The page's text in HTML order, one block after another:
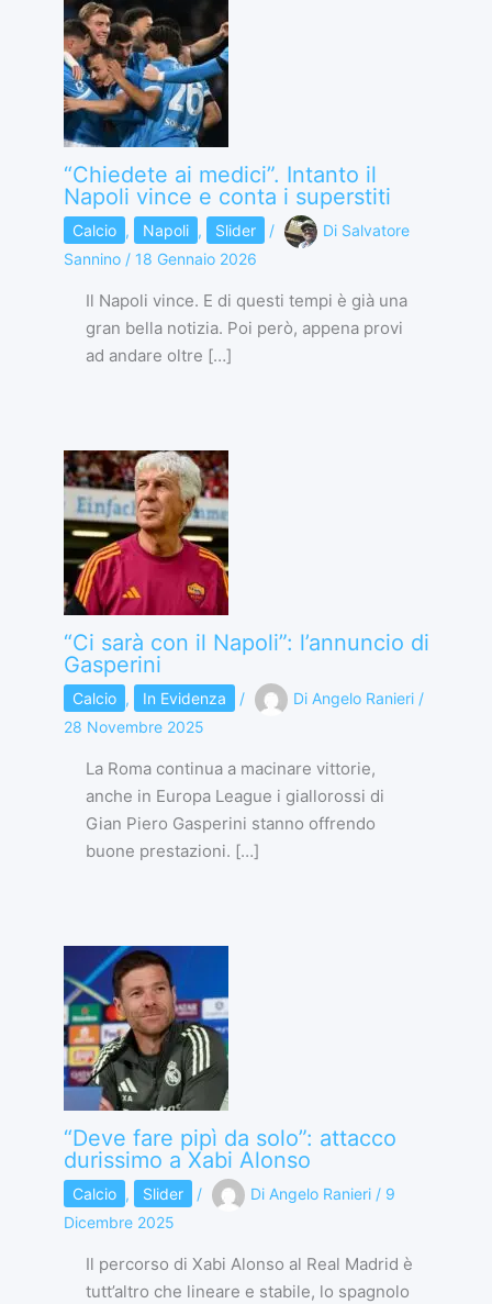
“Chiedete ai medici”. Intanto il
Napoli vince e conta i superstiti
Calcio , Napoli , Slider / Di Salvatore
Sannino / 18 Gennaio 2026
Il Napoli vince. E di questi tempi è già una
gran bella notizia. Poi però, appena provi
ad andare oltre […]
“Ci sarà con il Napoli”: l’annuncio di
Gasperini
Calcio , In Evidenza / Di Angelo Ranieri /
28 Novembre 2025
La Roma continua a macinare vittorie,
anche in Europa League i giallorossi di
Gian Piero Gasperini stanno offrendo
buone prestazioni. […]
“Deve fare pipì da solo”: attacco
durissimo a Xabi Alonso
Calcio , Slider / Di Angelo Ranieri / 9
Dicembre 2025
Il percorso di Xabi Alonso al Real Madrid è
tutt’altro che lineare e stabile, lo spagnolo